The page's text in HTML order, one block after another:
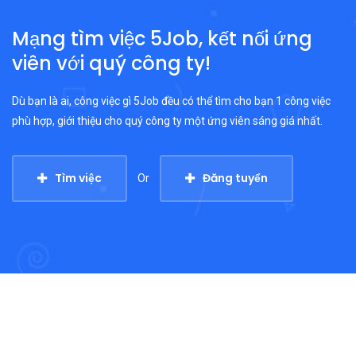
Mạng tìm việc 5Job, kết nối ứng
viên với quý công ty!
Dù bạn là ai, công việc gì 5Job đều có thể tìm cho bạn 1 công việc
phù hợp, giới thiệu cho quý công ty một ứng viên sáng giá nhất.
Tìm việc Or Đăng tuyển